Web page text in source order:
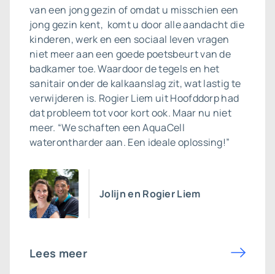
van een jong gezin of omdat u misschien een
jong gezin kent, komt u door alle aandacht die
kinderen, werk en een sociaal leven vragen
niet meer aan een goede poetsbeurt van de
badkamer toe. Waardoor de tegels en het
sanitair onder de kalkaanslag zit, wat lastig te
verwijderen is. Rogier Liem uit Hoofddorp had
dat probleem tot voor kort ook. Maar nu niet
meer. “We schaften een AquaCell
waterontharder aan. Een ideale oplossing!”
Jolijn en Rogier Liem
Lees meer